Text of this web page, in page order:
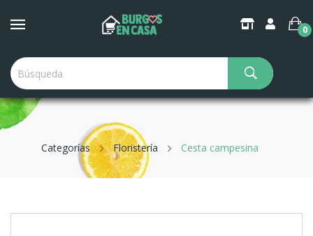
0
Categorías Floristería Cesta campesina